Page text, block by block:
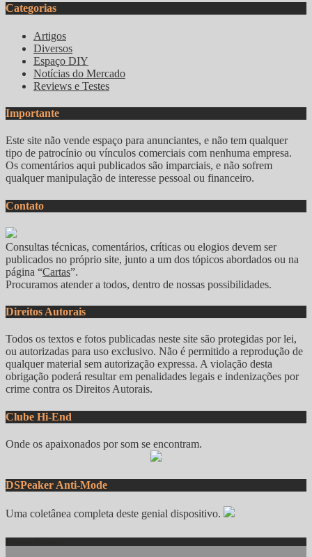
Categorias
Artigos
Diversos
Espaço DIY
Notícias do Mercado
Reviews e Testes
Importante
Este site não vende espaço para anunciantes, e não tem qualquer
tipo de patrocínio ou vínculos comerciais com nenhuma empresa.
Os comentários aqui publicados são imparciais, e não sofrem
qualquer manipulação de interesse pessoal ou financeiro.
Contato
Consultas técnicas, comentários, críticas ou elogios devem ser
publicados no próprio site, junto a um dos tópicos abordados ou na
página “Cartas”.
Procuramos atender a todos, dentro de nossas possibilidades.
Direitos Autorais
Todos os textos e fotos publicadas neste site são protegidas por lei,
ou autorizadas para uso exclusivo. Não é permitido a reprodução de
qualquer material sem autorização expressa. A violação desta
obrigação poderá resultar em penalidades legais e indenizações por
crime contra os Direitos Autorais.
Clube Hi-End
Onde os apaixonados por som se encontram.
DSPeaker Anti-Mode
Uma coletânea completa deste genial dispositivo.